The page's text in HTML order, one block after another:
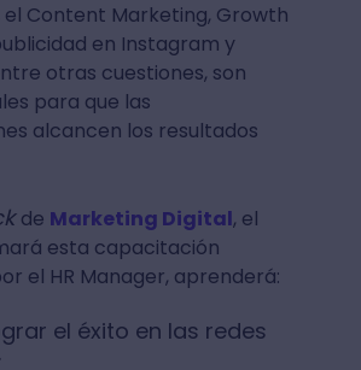
el Content Marketing, Growth
en Instagram y
otras cuestiones, son
para que las
alcancen los resultados
de Marketing Digital, el
esta capacitación
el HR Manager, aprenderá:
el éxito en las redes